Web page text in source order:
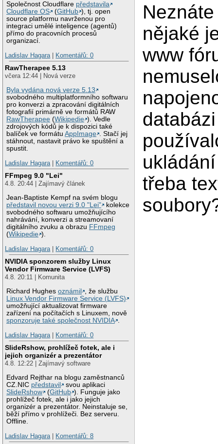
Společnost Cloudflare představila
Cloudflare OS
(GitHub ), tj. open
source platformu navrženou pro
integraci umělé inteligence (agentů)
přímo do pracovních procesů
organizací.
Ladislav Hagara
Komentářů: 0
RawTherapee 5.13
včera 12:44 | Nová verze
Byla vydána nová verze 5.13
svobodného multiplatformního softwaru
pro konverzi a zpracování digitálních
fotografií primárně ve formátů RAW
RawTherapee (Wikipedie ). Vedle
zdrojových kódů je k dispozici také
balíček ve formátuAppImage . Stačí jej
stáhnout, nastavit právo ke spuštění a
spustit.
Ladislav Hagara
Komentářů: 0
FFmpeg 9.0 "Lei"
4.8. 20:44 | Zajímavý článek
Jean-Baptiste Kempf na svém blogu
představil novou verzi 9.0 "Lei"
kolekce
svobodného softwaru umožňujícího
nahrávání, konverzi a streamovaní
digitálního zvuku a obrazu FFmpeg
(Wikipedie ).
Ladislav Hagara
Komentářů: 0
NVIDIA sponzorem služby Linux
Vendor Firmware Service (LVFS)
4.8. 20:11 | Komunita
Richard Hughesoznámil
, že službu
Linux Vendor Firmware Service (LVFS)
umožňující aktualizovat firmware
zařízení na počítačích s Linuxem, nově
sponzoruje také společnost NVIDIA .
Ladislav Hagara | Komentářů: 0
SlideRshow, prohlížeč fotek, ale i
jejich organizér a prezentátor
4.8. 12:22 | Zajímavý software
Edvard Rejthar na blogu zaměstnanců
CZ.NIC představil
svou aplikaci
SlideRshow
(GitHub ). Funguje jako
prohlížeč fotek, ale i jako jejich
organizér a prezentátor. Neinstaluje se,
běží přímo v prohlížeči. Bez serveru.
Offline.
Ladislav Hagara | Komentářů: 8
nějaké
www
třeba